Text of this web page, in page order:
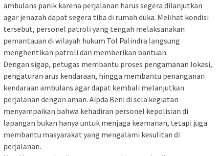
ambulans panik karena perjalanan harus segera dilanjutkan
agar jenazah dapat segera tiba di rumah duka. Melihat kondisi
tersebut, personel patroli yang tengah melaksanakan
pemantauan di wilayah hukum Tol Palindra langsung
menghentikan patroli dan memberikan bantuan.
Dengan sigap, petugas membantu proses pengamanan lokasi,
pengaturan arus kendaraan, hingga membantu penanganan
kendaraan ambulans agar dapat kembali melanjutkan
perjalanan dengan aman. Aipda Beni di sela kegiatan
menyampaikan bahwa kehadiran personel kepolisian di
lapangan bukan hanya untuk menjaga keamanan, tetapi juga
membantu masyarakat yang mengalami kesulitan di
perjalanan.